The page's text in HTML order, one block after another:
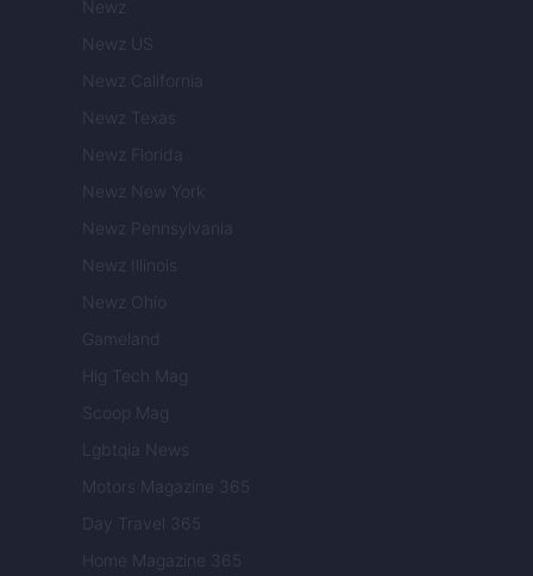
Newz
Newz US
Newz California
Newz Texas
Newz Florida
Newz New York
Newz Pennsylvania
Newz Illinois
Newz Ohio
Gameland
Hig Tech Mag
Scoop Mag
Lgbtqia News
Motors Magazine 365
Day Travel 365
Home Magazine 365